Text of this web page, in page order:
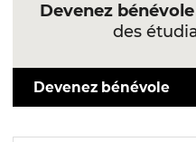
Devenez bénévole
des
Devenez bénévole